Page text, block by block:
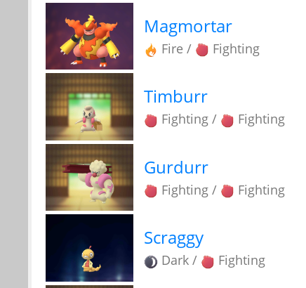
Magmortar
Fire / Fighting
Timburr
Fighting / Fighting
Gurdurr
Fighting / Fighting
Scraggy
Dark / Fighting